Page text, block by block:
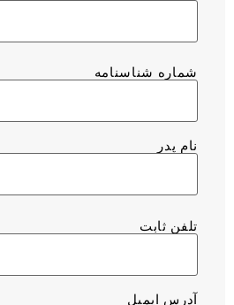
شماره شناسنامه
نام پدر
تلفن ثابت
آدرس ایمیل